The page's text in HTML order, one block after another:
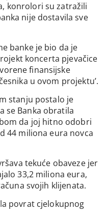
konrolori su zatražili
nije dostavila sve
banke je bio da je
koncerta pjevačice
finansijske
u ovom projektu’.
stanju postalo je
se Banka obratila
da joj hitno odobri
44 miliona eura novca
tekuće obaveze jer
33,2 miliona eura,
svojih klijenata.
povrat cjelokupnog